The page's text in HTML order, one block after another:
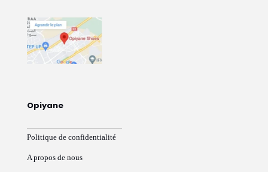
Opiyane
Politique de confidentialité
A propos de nous